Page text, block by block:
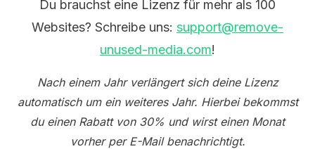
Du brauchst eine Lizenz für mehr als 100
Websites? Schreibe uns: support@remove-
unused-media.com!
Nach einem Jahr verlängert sich deine Lizenz
automatisch um ein weiteres Jahr. Hierbei bekommst
du einen Rabatt von 30% und wirst einen Monat
vorher per E-Mail benachrichtigt.